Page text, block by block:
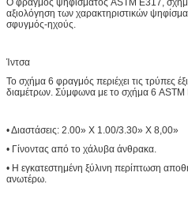
Ο φραγμός ψηφίσματος ASTM E317, σχήμα
αξιολόγηση των χαρακτηριστικών
σφυγμός-ηχούς.
Ίντσα
Το σχήμα 6 φραγμός περιέχει τις τρύπες
διαμέτρων. Σύμφωνα με το σχήμα 6 ASTM
• Διαστάσεις: 2.00» Χ 1.00/3.30» Χ 8,00»
• Γίνοντας από το χάλυβα άνθρακα.
• Η εγκατεστημένη ξύλινη περίπτωση
ανωτέρω.